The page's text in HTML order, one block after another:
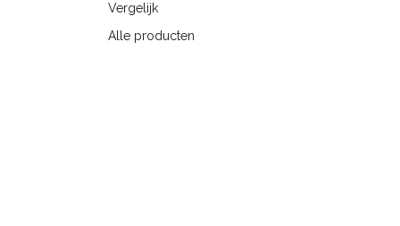
Vergelijk
Alle producten